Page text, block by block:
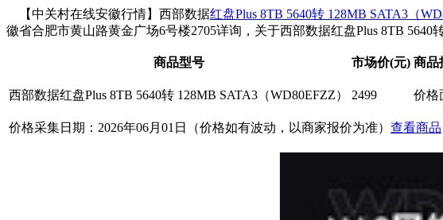
【中关村在线安徽行情】西部数据红盘Plus 8TB 5640转 128MB SATA3（
徽省合肥市黄山路黄金广场6号楼2705详询，关于西部数据红盘Plus 8TB 5640
商品型号 市场价(元) 商品
西部数据红盘Plus 8TB 5640转 128MB SATA3（WD80EFZZ） 2499 价格
价格采集日期：2026年06月01日（价格如有波动，以商家报价为准） 查看商品